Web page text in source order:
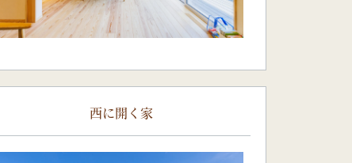
西に開く家